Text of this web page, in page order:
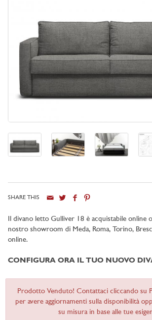
SHARE THIS
Il divano letto Gulliver 18 è acquistabile online
nostro showroom di Meda, Roma, Torino,
online.
CONFIGURA ORA IL TUO NUOVO
Prodotto Venduto! Contattaci cliccando su
per avere aggiornamenti sulla disponibilità
su misura in base alle tue